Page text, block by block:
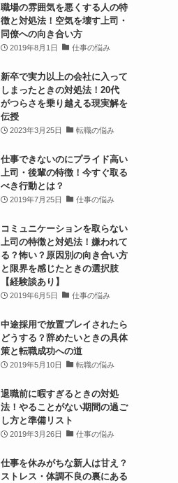
職場の雰囲気を悪くする人の特
徴と対処法！空気を壊す上司・
同僚への向き合い方
2019年8月1日 仕事の悩み
新卒で実力以上の会社に入って
しまったときの対処法！20代
がつらさを乗り越える現実解を
伝授
2023年3月25日 転職の悩み
仕事できないのにプライド高い
上司・後輩の特徴！今すぐ取る
べき行動とは？
2019年7月25日 仕事の悩み
コミュニケーションを取らない
上司の特徴と対処法！嫌われて
る？怖い？原因別の向き合い方
と限界を感じたときの選択肢
【経験談あり】
2019年6月5日 仕事の悩み
中途採用で放置プレイされたら
どうする？辞めたいときの具体
策と転職成功への道
2019年5月10日 転職の悩み
退職前に暇すぎるときの対処
法！やることがない期間の過ご
し方と準備リスト
2019年3月26日 仕事の悩み
仕事を休みがちな新人は甘え？
ストレス・体調不良の裏にある